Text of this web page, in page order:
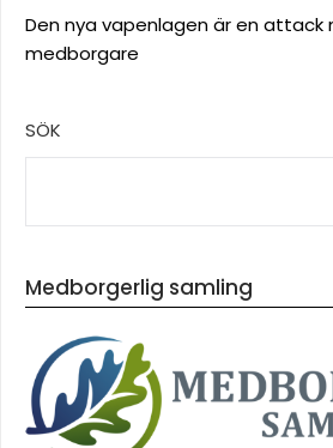
Den nya vapenlagen är en attack
medborgare
SÖK
Medborgerlig samling